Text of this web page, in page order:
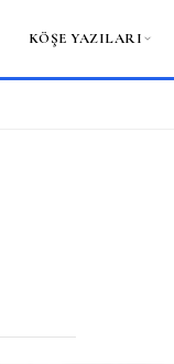
KÖŞE YAZILARI